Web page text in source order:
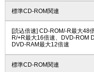
標準CD-ROM関連
[読込倍速] CD-ROM/-R最大48
R/+R最大16倍速、DVD-ROM
DVD-RAM最大12倍速
標準CD-ROM関連